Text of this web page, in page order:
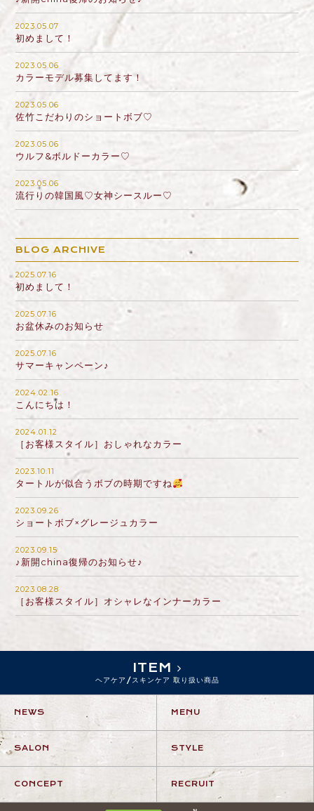
2023.05.07
初めまして！
2023.05.06
カラーモデル募集してます！
2023.05.06
佐竹こだわりのショートボブ♡
2023.05.06
ウルフ&ボルドーカラー♡
2023.05.06
流行りの韓国風♡女神シースルー♡
BLOG ARCHIVE
2025.07.16
初めまして！
2025.07.16
お盆休みのお知らせ
2025.07.16
サマーキャンペーン♪
2024.02.16
こんにちは！
2024.01.12
［お客様スタイル］おしゃれなカラー
2023.10.11
タートルが似合うボブの時期ですね
2023.09.26
ショートボブ×グレージュカラー
2023.09.15
♪新開china復帰のお知らせ♪
2023.08.28
［お客様スタイル］オシャレなインナーカラー
ITEM
ヘアケア/スキンケア 取り扱い商品
NEWS MENU
SALON STYLE
CONCEPT RECRUIT